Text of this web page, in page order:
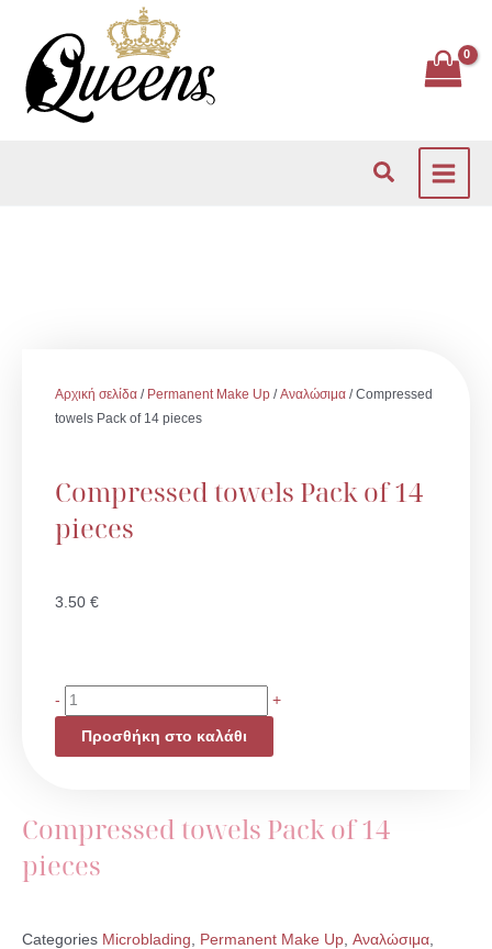
περιεχόμενο
Αναζήτηση
Αρχική σελίδα / Permanent Make Up /Αναλώσιμα / Compressed
towels Pack of 14 pieces
Compressed towels Pack of 14
pieces
3.50 €
-
Compressed
towels
Pack
ποσότητα
+
Προσθήκη στο καλάθι
Compressed towels Pack of 14
pieces
Categories Microblading Permanent Make Up Αναλώσιμα